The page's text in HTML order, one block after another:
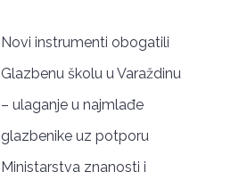
Novi instrumenti obogatili
Glazbenu školu u Varaždinu
– ulaganje u najmlađe
glazbenike uz potporu
Ministarstva znanosti i